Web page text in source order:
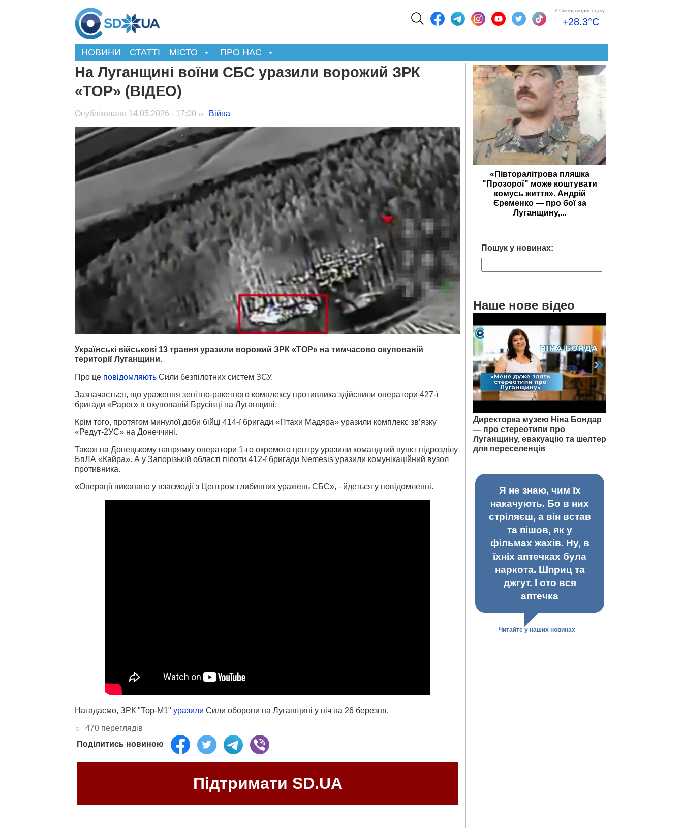
У Сіверськодонецьку:
+28.3°C
НОВИНИ СТАТТІ МІСТО ПРО НАС
На Луганщині воїни СБС уразили ворожий ЗРК
«ТОР» (ВІДЕО)
Опубліковано 14.05.2026 - 17:00 Війна
Українські військові 13 травня уразили ворожий ЗРК «ТОР» на тимчасово окупованій
території Луганщини.
Про це повідомляють Сили безпілотних систем ЗСУ.
Зазначається, що ураження зенітно-ракетного комплексу противника здійснили оператори 427-ї
бригади «Рарог» в окупованій Брусівці на Луганщині.
Крім того, протягом минулої доби бійці 414-ї бригади «Птахи Мадяра» уразили комплекс зв’язку
«Редут-2УС» на Донеччині.
Також на Донецькому напрямку оператори 1-го окремого центру уразили командний пункт підрозділу
БпЛА «Кайра». А у Запорізькій області пілоти 412-ї бригади Nemesis уразили комунікаційний вузол
противника.
«Операції виконано у взаємодії з Центром глибинних уражень СБС», - йдеться у повідомленні.
Нагадаємо, ЗРК "Тор-М1" уразили Сили оборони на Луганщині у ніч на 26 березня.
470 переглядів
Поділитись новиною
Підтримати SD.UA
«Півторалітрова пляшка
"Прозорої" може коштувати
комусь життя». Андрій
Єременко — про бої за
Луганщину,...
Пошук у новинах:
Наше нове відео
Директорка музею Ніна Бондар
— про стереотипи про
Луганщину, евакуацію та шелтер
для переселенців
Я не знаю, чим їх
накачують. Бо в них
стріляєш, а він встав
та пішов, як у
фільмах жахів. Ну, в
їхніх аптечках була
наркота. Шприц та
джгут. І ото вся
аптечка
Читайте у наших новинах